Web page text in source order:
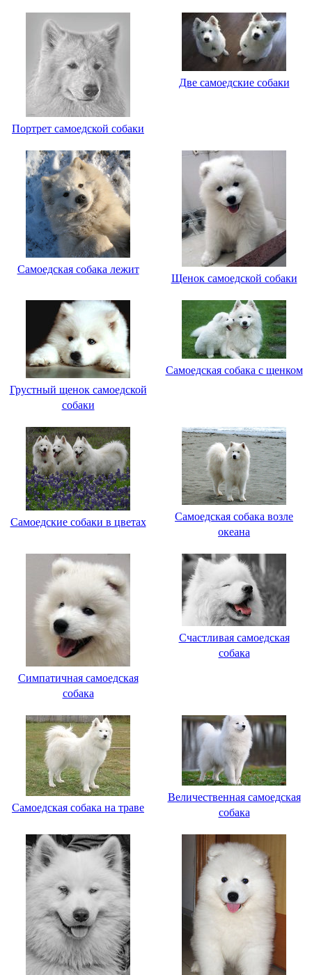
Портрет самоедской собаки
Две самоедские собаки
Самоедская собака лежит
Щенок самоедской собаки
Грустный щенок самоедской
собаки
Самоедская собака с щенком
Самоедские собаки в цветах
Самоедская собака возле
океана
Симпатичная самоедская
собака
Счастливая самоедская
собака
Самоедская собака на траве
Величественная самоедская
собака